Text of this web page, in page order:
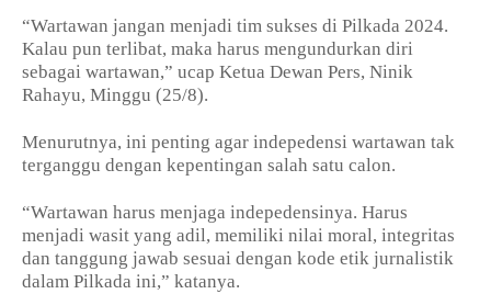
“Wartawan jangan menjadi tim sukses di Pilkada 2024.
Kalau pun terlibat, maka harus mengundurkan diri
sebagai wartawan,” ucap Ketua Dewan Pers, Ninik
Rahayu, Minggu (25/8).
Menurutnya, ini penting agar indepedensi wartawan tak
terganggu dengan kepentingan salah satu calon.
“Wartawan harus menjaga indepedensinya. Harus
menjadi wasit yang adil, memiliki nilai moral, integritas
dan tanggung jawab sesuai dengan kode etik jurnalistik
dalam Pilkada ini,” katanya.